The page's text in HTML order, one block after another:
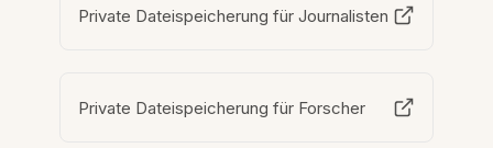
Private Dateispeicherung für Journalisten
Private Dateispeicherung für Forscher